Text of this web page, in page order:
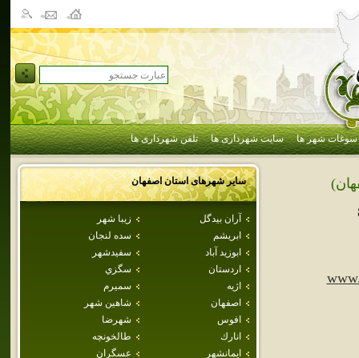
سوغات شهر ها سایت شهرداری ها تلفن شهرداری ها
سایر شهرهای استاناصفهان
آران بيدگل
زيبا شهر
ابريشم
سده لنجان
ابوزيد آباد
سفيدشهر
اردستان
سگزي
اژيه
سميرم
اصفهان
شاهين شهر
افوس
شهرضا
انارك
طالخونچه
ايمانشهر
عسگران